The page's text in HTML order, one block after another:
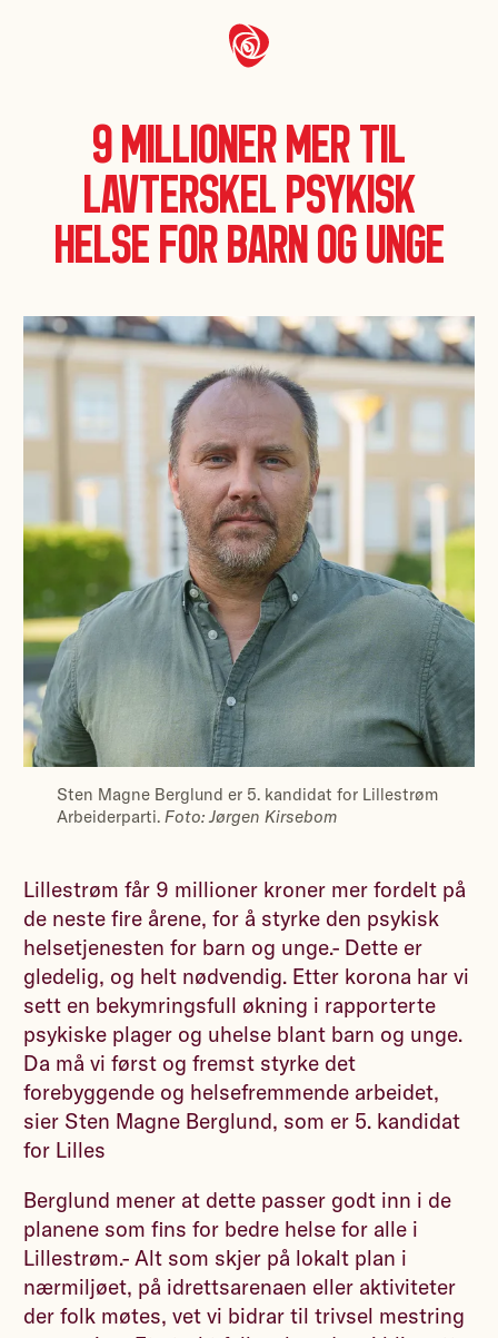
9 millioner mer til
lavterskel psykisk
helse for barn og unge
Sten Magne Berglund er 5. kandidat for Lillestrøm
Arbeiderparti.Foto: Jørgen Kirsebom
Lillestrøm får 9 millioner kroner mer fordelt på
de neste fire årene, for å styrke den psykisk
helsetjenesten for barn og unge.- Dette er
gledelig, og helt nødvendig. Etter korona har vi
sett en bekymringsfull økning i rapporterte
psykiske plager og uhelse blant barn og unge.
Da må vi først og fremst styrke det
forebyggende og helsefremmende arbeidet,
sier Sten Magne Berglund, som er 5. kandidat
for Lilles
Berglund mener at dette passer godt inn i de
planene som fins for bedre helse for alle i
Lillestrøm.- Alt som skjer på lokalt plan i
nærmiljøet, på idrettsarenaen eller aktiviteter
der folk møtes, vet vi bidrar til trivsel mestring